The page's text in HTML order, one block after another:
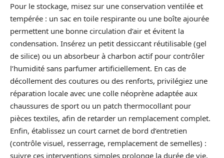
Pour le stockage, misez sur une conservation ventilée et
tempérée : un sac en toile respirante ou une boîte ajourée
permettent une bonne circulation d’air et évitent la
condensation. Insérez un petit dessiccant réutilisable (gel
de silice) ou un absorbeur à charbon actif pour contrôler
l’humidité sans parfumer artificiellement. En cas de
décollement des coutures ou des renforts, privilégiez une
réparation locale avec une colle néoprène adaptée aux
chaussures de sport ou un patch thermocollant pour
pièces textiles, afin de retarder un remplacement complet.
Enfin, établissez un court carnet de bord d’entretien
(contrôle visuel, resserrage, remplacement de semelles) :
suivre ces interventions simples prolonge la durée de vie,